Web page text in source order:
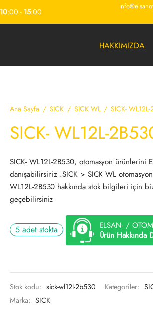
10:00 - 15:00
HAKKIMIZDA
Ana Sayfa / SICK / SICK WL / SICK-
SICK- WL12L-
SICK- WL12L-2B530, otomasyon ürünlerini
danışabilirsiniz .SICK > SICK WL
WL12L-2B530 hakkında stok bilgileri için
geçebilirsiniz
5 adet stokta
ELSAN- /
Ürün Hakkında
Stok kodu: sick-wl12l-2b530 Kategoriler:
Marka: SICK